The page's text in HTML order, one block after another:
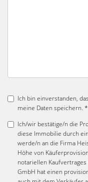
Ich bin einverstanden,
meine Daten speichern. *
Ich/wir bestätige/n die
diese Immobilie durch
werde/n an die Firma
Höhe von
notariellen
GmbH hat einen